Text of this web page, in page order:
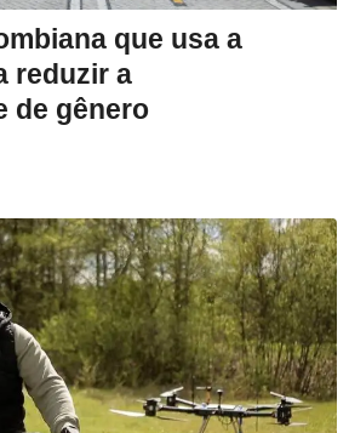
que usa a
reduzir a
de gênero